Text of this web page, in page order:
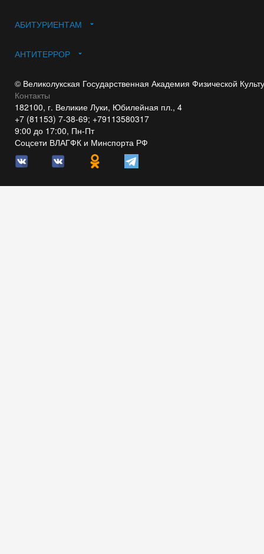
АБИТУРИЕНТАМ
АНТИТЕРРОР
© Великолукская Государственная Академия Физической
Контакты
182100, г. Великие Луки, Юбилейная пл., 4
+7 (81153) 7-38-69; +79113580317
9:00 до 17:00, Пн-Пт
Соцсети ВЛАГФК и Минспорта РФ